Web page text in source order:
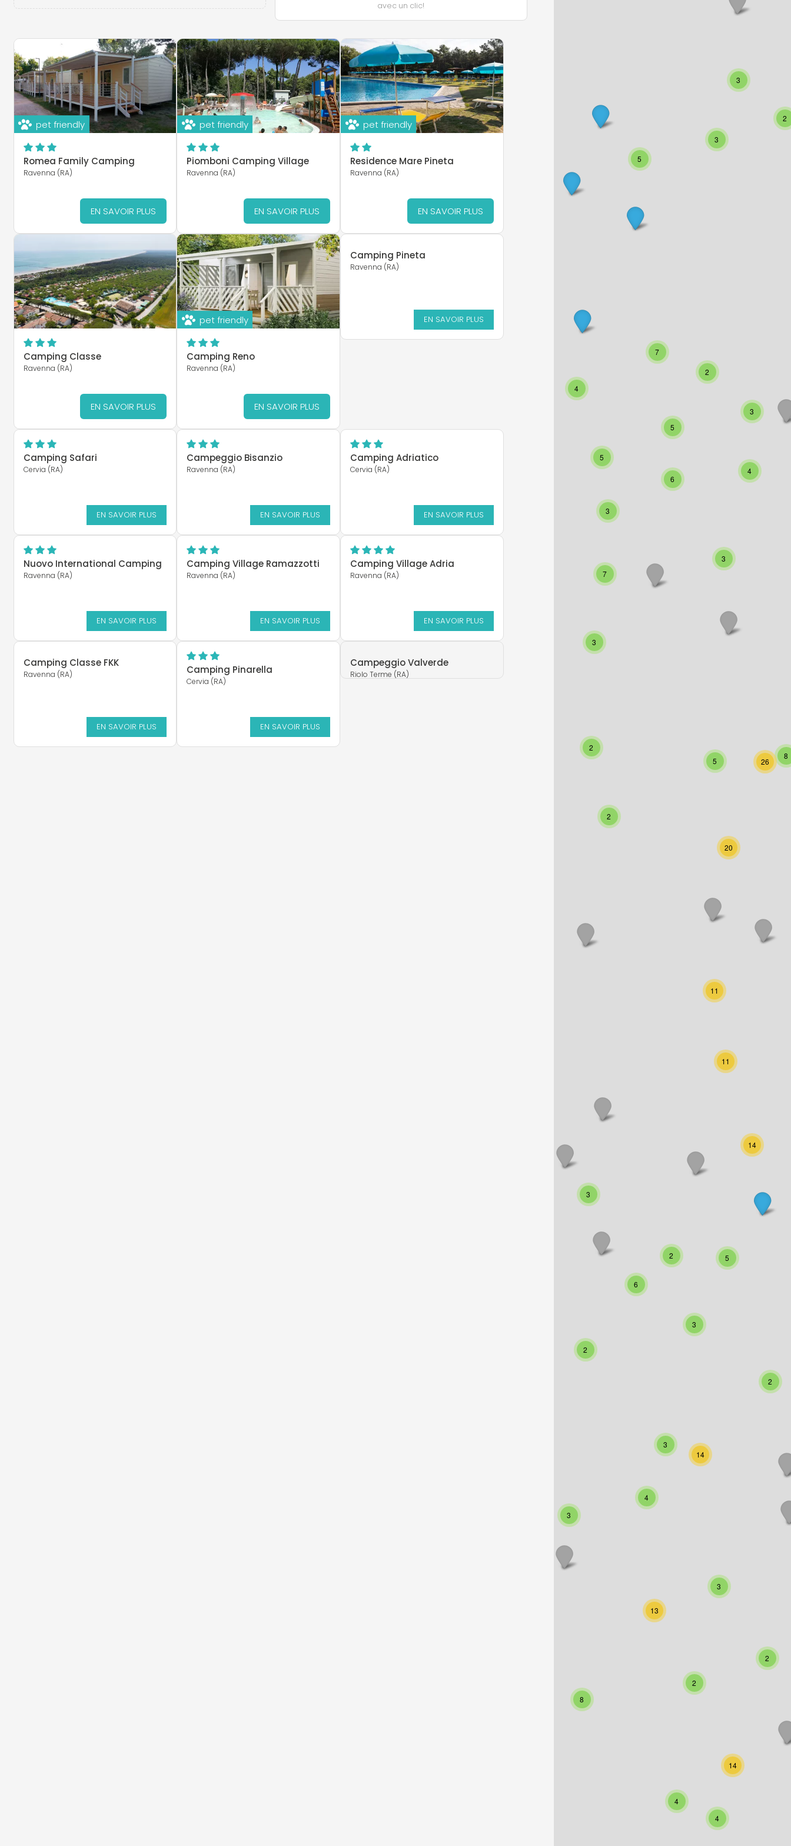
2
7
4
5
3
2
7
3
5
3
6
3
5
8
26
2
20
4
11
11
3
2
14
6
2
4
3
3
3
2
14
3
2
5
13
8
2
14
4
4
2
3
3
5
avec un clic!
pet friendly
Romea Family Camping
Ravenna (RA)
EN SAVOIR PLUS
pet friendly
Piomboni Camping Village
Ravenna (RA)
EN SAVOIR PLUS
pet friendly
Residence Mare Pineta
Ravenna (RA)
EN SAVOIR PLUS
Camping Classe
Ravenna (RA)
EN SAVOIR PLUS
pet friendly
Camping Reno
Ravenna (RA)
EN SAVOIR PLUS
Camping Pineta
Ravenna (RA)
EN SAVOIR PLUS
Camping Safari
Cervia (RA)
EN SAVOIR PLUS
Campeggio Bisanzio
Ravenna (RA)
EN SAVOIR PLUS
Camping Adriatico
Cervia (RA)
EN SAVOIR PLUS
Nuovo International Camping
Ravenna (RA)
EN SAVOIR PLUS
Camping Village Ramazzotti
Ravenna (RA)
EN SAVOIR PLUS
Camping Village Adria
Ravenna (RA)
EN SAVOIR PLUS
Camping Classe FKK
Ravenna (RA)
EN SAVOIR PLUS
Camping Pinarella
Cervia (RA)
EN SAVOIR PLUS
Campeggio Valverde
Riolo Terme (RA)